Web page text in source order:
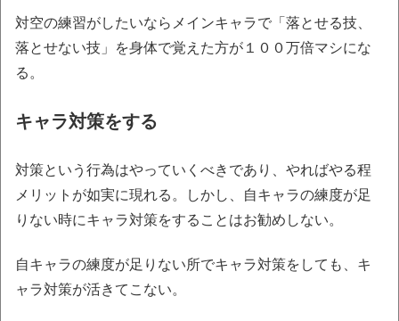
対空の練習がしたいならメインキャラで「落とせる技、
落とせない技」を身体で覚えた方が１００万倍マシにな
る。
キャラ対策をする
対策という行為はやっていくべきであり、やればやる程
メリットが如実に現れる。しかし、自キャラの練度が足
りない時にキャラ対策をすることはお勧めしない。
自キャラの練度が足りない所でキャラ対策をしても、キ
ャラ対策が活きてこない。